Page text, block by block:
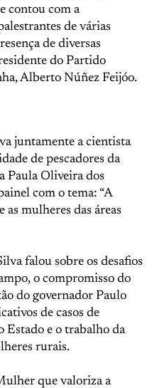
contou com a
de várias
de diversas
do Partido
Alberto Núñez Feijóo.
juntamente a cientista
de pescadores da
Paula Oliveira dos
com o tema: “A
mulheres das áreas
falou sobre os desafios
o compromisso do
do governador Paulo
de casos de
Estado e o trabalho da
rurais.
que valoriza a